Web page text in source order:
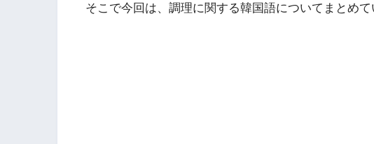
そこで今回は、調理に関する韓国語についてまとめて